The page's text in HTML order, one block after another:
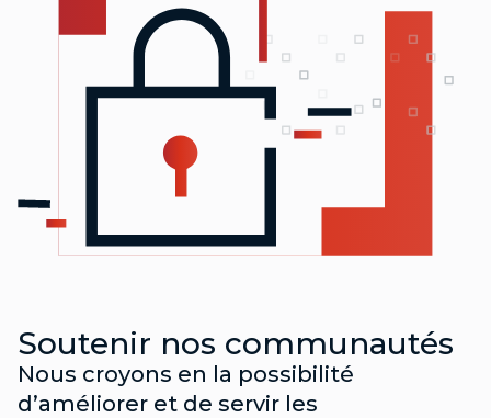
Soutenir nos communautés
Nous croyons en la possibilité
d’améliorer et de servir les